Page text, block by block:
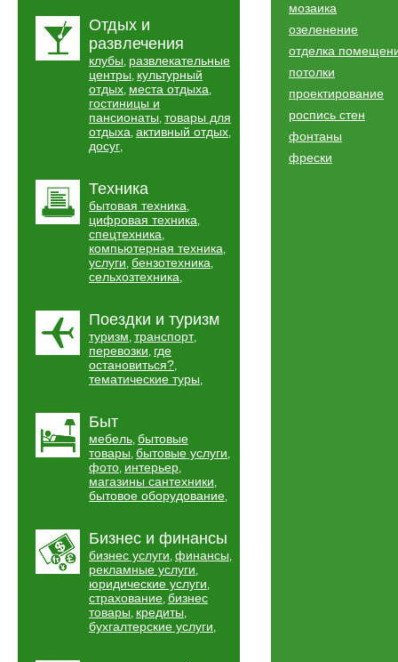
Отдых и
развлечения
клубы, развлекательные
центры, культурный
отдых, места отдыха,
гостиницы и
пансионаты, товары для
отдыха, активный отдых,
досуг,
Техника
бытовая техника,
цифровая техника,
спецтехника,
компьютерная техника,
услуги, бензотехника,
сельхозтехника,
Поездки и туризм
туризм, транспорт,
перевозки, где
остановиться?,
тематические туры,
Быт
мебель, бытовые
товары, бытовые услуги,
фото, интерьер,
магазины сантехники,
бытовое оборудование,
Бизнес и финансы
бизнес услуги, финансы,
рекламные услуги,
юридические услуги,
страхование, бизнес
товары, кредиты,
бухгалтерские услуги,
мозаика
озеленение
отделка
потолки
проектирование
роспись стен
фонтаны
фрески